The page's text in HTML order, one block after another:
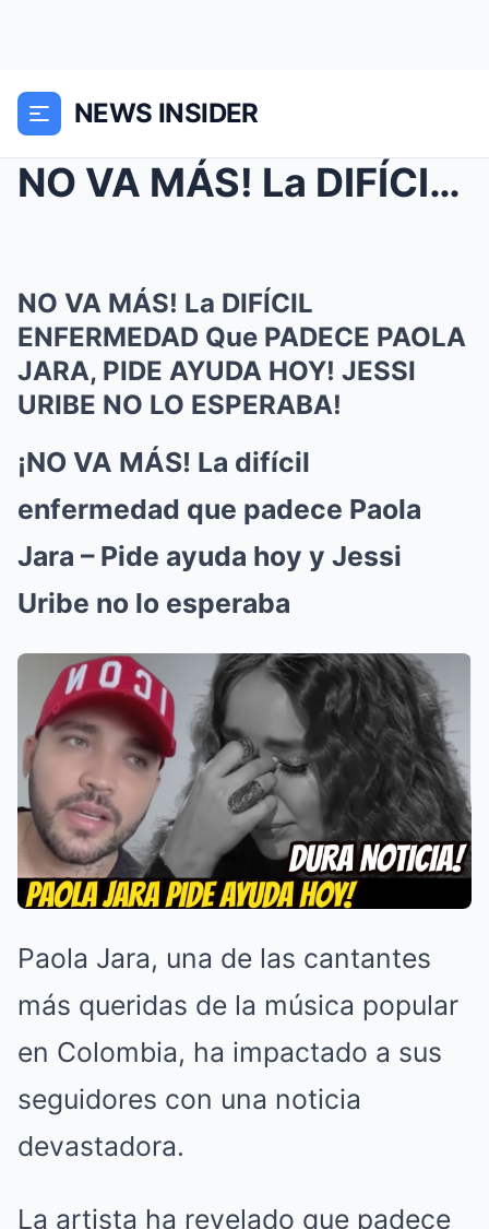
NEWS INSIDER
NO VA MÁS! La DIFÍCIL ENFERMEDAD Que PADECE PAOLA ...
NO VA MÁS! La DIFÍCIL
ENFERMEDAD Que PADECE PAOLA
JARA, PIDE AYUDA HOY! JESSI
URIBE NO LO ESPERABA!
¡NO VA MÁS! La difícil
enfermedad que padece Paola
Jara – Pide ayuda hoy y Jessi
Uribe no lo esperaba
Paola Jara, una de las cantantes
más queridas de la música popular
en Colombia, ha impactado a sus
seguidores con una noticia
devastadora.
La artista ha revelado que padece